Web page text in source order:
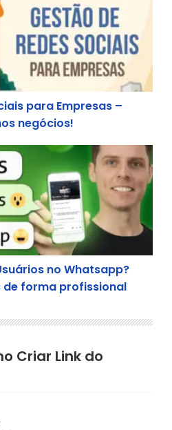
para Empresas –
negócios!
no Whatsapp?
no Whatsapp?
de forma profissional
Criar Link do